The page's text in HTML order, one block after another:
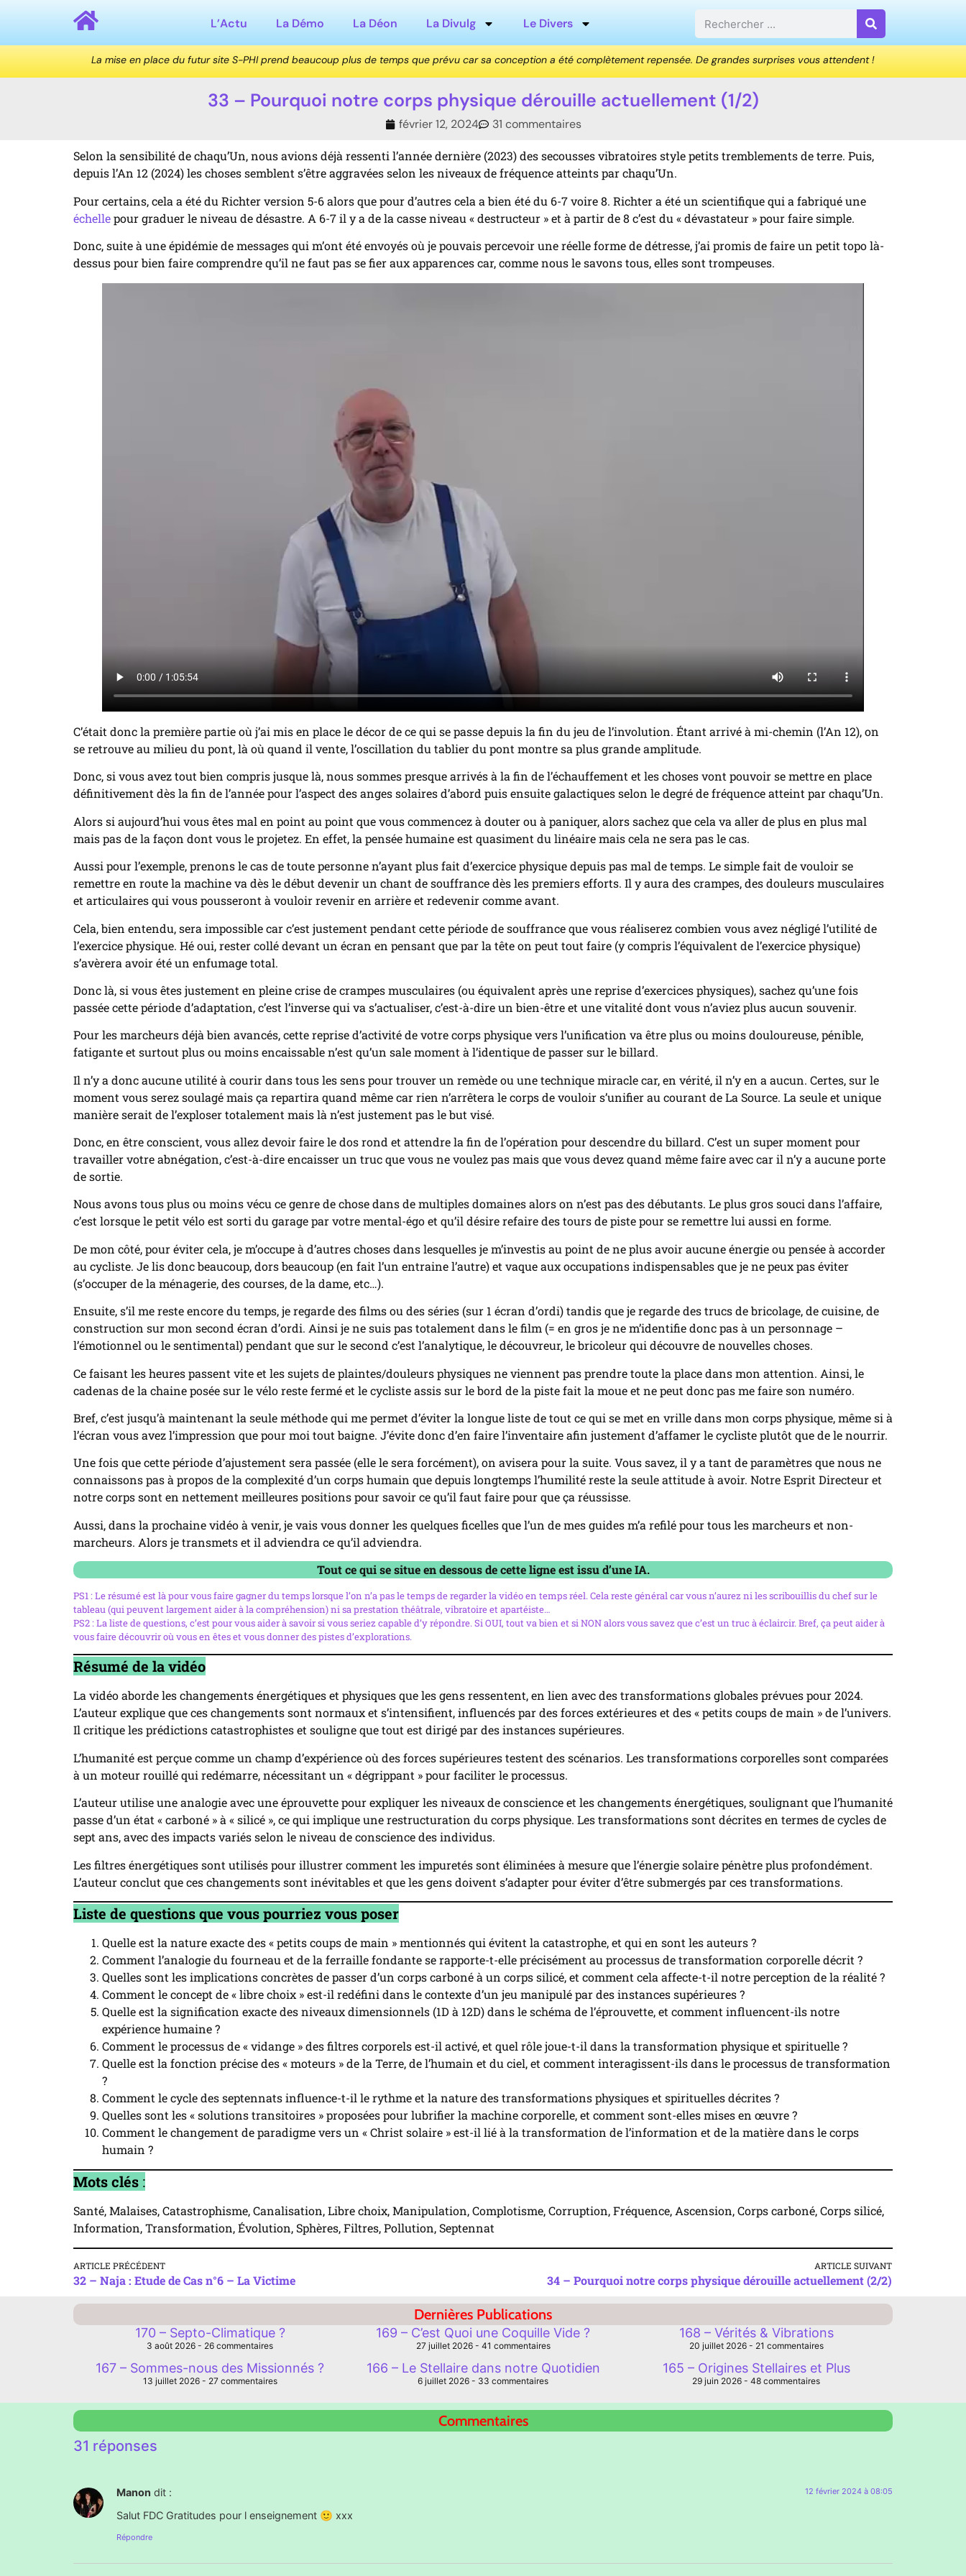
L’Actu La Démo La Déon La Divulg Le Divers
La mise en place du futur site S-PHI prend beaucoup plus de temps que prévu car sa conception a été complètement repensée. De grandes surprises vous attendent !
33 – Pourquoi notre corps physique dérouille actuellement (1/2)
février 12, 2024 31 commentaires
Selon la sensibilité de chaqu’Un, nous avions déjà ressenti l’année dernière (2023) des secousses vibratoires style petits tremblements de terre. Puis,
depuis l’An 12 (2024) les choses semblent s’être aggravées selon les niveaux de fréquence atteints par chaqu’Un.
Pour certains, cela a été du Richter version 5-6 alors que pour d’autres cela a bien été du 6-7 voire 8. Richter a été un scientifique qui a fabriqué une
échellepour graduer le niveau de désastre. A 6-7 il y a de la casse niveau « destructeur » et à partir de 8 c’est du « dévastateur » pour faire simple.
Donc, suite à une épidémie de messages qui m’ont été envoyés où je pouvais percevoir une réelle forme de détresse, j’ai promis de faire un petit topo là-
dessus pour bien faire comprendre qu’il ne faut pas se fier aux apparences car, comme nous le savons tous, elles sont trompeuses.
C’était donc la première partie où j’ai mis en place le décor de ce qui se passe depuis la fin du jeu de l’involution. Étant arrivé à mi-chemin (l’An 12), on
se retrouve au milieu du pont, là où quand il vente, l’oscillation du tablier du pont montre sa plus grande amplitude.
Donc, si vous avez tout bien compris jusque là, nous sommes presque arrivés à la fin de l’échauffement et les choses vont pouvoir se mettre en place
définitivement dès la fin de l’année pour l’aspect des anges solaires d’abord puis ensuite galactiques selon le degré de fréquence atteint par chaqu’Un.
Alors si aujourd’hui vous êtes mal en point au point que vous commencez à douter ou à paniquer, alors sachez que cela va aller de plus en plus mal
mais pas de la façon dont vous le projetez. En effet, la pensée humaine est quasiment du linéaire mais cela ne sera pas le cas.
Aussi pour l’exemple, prenons le cas de toute personne n’ayant plus fait d’exercice physique depuis pas mal de temps. Le simple fait de vouloir se
remettre en route la machine va dès le début devenir un chant de souffrance dès les premiers efforts. Il y aura des crampes, des douleurs musculaires
et articulaires qui vous pousseront à vouloir revenir en arrière et redevenir comme avant.
Cela, bien entendu, sera impossible car c’est justement pendant cette période de souffrance que vous réaliserez combien vous avez négligé l’utilité de
l’exercice physique. Hé oui, rester collé devant un écran en pensant que par la tête on peut tout faire (y compris l’équivalent de l’exercice physique)
s’avèrera avoir été un enfumage total.
Donc là, si vous êtes justement en pleine crise de crampes musculaires (ou équivalent après une reprise d’exercices physiques), sachez qu’une fois
passée cette période d’adaptation, c’est l’inverse qui va s’actualiser, c’est-à-dire un bien-être et une vitalité dont vous n’aviez plus aucun souvenir.
Pour les marcheurs déjà bien avancés, cette reprise d’activité de votre corps physique vers l’unification va être plus ou moins douloureuse, pénible,
fatigante et surtout plus ou moins encaissable n’est qu’un sale moment à l’identique de passer sur le billard.
Il n’y a donc aucune utilité à courir dans tous les sens pour trouver un remède ou une technique miracle car, en vérité, il n’y en a aucun. Certes, sur le
moment vous serez soulagé mais ça repartira quand même car rien n’arrêtera le corps de vouloir s’unifier au courant de La Source. La seule et unique
manière serait de l’exploser totalement mais là n’est justement pas le but visé.
Donc, en être conscient, vous allez devoir faire le dos rond et attendre la fin de l’opération pour descendre du billard. C’est un super moment pour
travailler votre abnégation, c’est-à-dire encaisser un truc que vous ne voulez pas mais que vous devez quand même faire avec car il n’y a aucune porte
de sortie.
Nous avons tous plus ou moins vécu ce genre de chose dans de multiples domaines alors on n’est pas des débutants. Le plus gros souci dans l’affaire,
c’est lorsque le petit vélo est sorti du garage par votre mental-égo et qu’il désire refaire des tours de piste pour se remettre lui aussi en forme.
De mon côté, pour éviter cela, je m’occupe à d’autres choses dans lesquelles je m’investis au point de ne plus avoir aucune énergie ou pensée à accorder
au cycliste. Je lis donc beaucoup, dors beaucoup (en fait l’un entraine l’autre) et vaque aux occupations indispensables que je ne peux pas éviter
(s’occuper de la ménagerie, des courses, de la dame, etc…).
Ensuite, s’il me reste encore du temps, je regarde des films ou des séries (sur 1 écran d’ordi) tandis que je regarde des trucs de bricolage, de cuisine, de
construction sur mon second écran d’ordi. Ainsi je ne suis pas totalement dans le film (= en gros je ne m’identifie donc pas à un personnage –
l’émotionnel ou le sentimental) pendant que sur le second c’est l’analytique, le découvreur, le bricoleur qui découvre de nouvelles choses.
Ce faisant les heures passent vite et les sujets de plaintes/douleurs physiques ne viennent pas prendre toute la place dans mon attention. Ainsi, le
cadenas de la chaine posée sur le vélo reste fermé et le cycliste assis sur le bord de la piste fait la moue et ne peut donc pas me faire son numéro.
Bref, c’est jusqu’à maintenant la seule méthode qui me permet d’éviter la longue liste de tout ce qui se met en vrille dans mon corps physique, même si à
l’écran vous avez l’impression que pour moi tout baigne. J’évite donc d’en faire l’inventaire afin justement d’affamer le cycliste plutôt que de le nourrir.
Une fois que cette période d’ajustement sera passée (elle le sera forcément), on avisera pour la suite. Vous savez, il y a tant de paramètres que nous ne
connaissons pas à propos de la complexité d’un corps humain que depuis longtemps l’humilité reste la seule attitude à avoir. Notre Esprit Directeur et
notre corps sont en nettement meilleures positions pour savoir ce qu’il faut faire pour que ça réussisse.
Aussi, dans la prochaine vidéo à venir, je vais vous donner les quelques ficelles que l’un de mes guides m’a refilé pour tous les marcheurs et non-
marcheurs. Alors je transmets et il adviendra ce qu’il adviendra.
Tout ce qui se situe en dessous de cette ligne est issu d’une IA.
PS1 : Le résumé est là pour vous faire gagner du temps lorsque l’on n’a pas le temps de regarder la vidéo en temps réel. Cela reste général car vous n’aurez ni les scribouillis du chef sur le
tableau (qui peuvent largement aider à la compréhension) ni sa prestation théâtrale, vibratoire et apartéiste…
PS2 : La liste de questions, c’est pour vous aider à savoir si vous seriez capable d’y répondre. Si OUI, tout va bien et si NON alors vous savez que c’est un truc à éclaircir. Bref, ça peut aider à
vous faire découvrir où vous en êtes et vous donner des pistes d’explorations.
Résumé de la vidéo
La vidéo aborde les changements énergétiques et physiques que les gens ressentent, en lien avec des transformations globales prévues pour 2024.
L’auteur explique que ces changements sont normaux et s’intensifient, influencés par des forces extérieures et des « petits coups de main » de l’univers.
Il critique les prédictions catastrophistes et souligne que tout est dirigé par des instances supérieures.
L’humanité est perçue comme un champ d’expérience où des forces supérieures testent des scénarios. Les transformations corporelles sont comparées
à un moteur rouillé qui redémarre, nécessitant un « dégrippant » pour faciliter le processus.
L’auteur utilise une analogie avec une éprouvette pour expliquer les niveaux de conscience et les changements énergétiques, soulignant que l’humanité
passe d’un état « carboné » à « silicé », ce qui implique une restructuration du corps physique. Les transformations sont décrites en termes de cycles de
sept ans, avec des impacts variés selon le niveau de conscience des individus.
Les filtres énergétiques sont utilisés pour illustrer comment les impuretés sont éliminées à mesure que l’énergie solaire pénètre plus profondément.
L’auteur conclut que ces changements sont inévitables et que les gens doivent s’adapter pour éviter d’être submergés par ces transformations.
Liste de questions que vous pourriez vous poser
Quelle est la nature exacte des « petits coups de main » mentionnés qui évitent la catastrophe, et qui en sont les auteurs ?
Comment l’analogie du fourneau et de la ferraille fondante se rapporte-t-elle précisément au processus de transformation corporelle décrit ?
Quelles sont les implications concrètes de passer d’un corps carboné à un corps silicé, et comment cela affecte-t-il notre perception de la réalité ?
Comment le concept de « libre choix » est-il redéfini dans le contexte d’un jeu manipulé par des instances supérieures ?
Quelle est la signification exacte des niveaux dimensionnels (1D à 12D) dans le schéma de l’éprouvette, et comment influencent-ils notre
expérience humaine ?
Comment le processus de « vidange » des filtres corporels est-il activé, et quel rôle joue-t-il dans la transformation physique et spirituelle ?
Quelle est la fonction précise des « moteurs » de la Terre, de l’humain et du ciel, et comment interagissent-ils dans le processus de transformation
?
Comment le cycle des septennats influence-t-il le rythme et la nature des transformations physiques et spirituelles décrites ?
Quelles sont les « solutions transitoires » proposées pour lubrifier la machine corporelle, et comment sont-elles mises en œuvre ?
Comment le changement de paradigme vers un « Christ solaire » est-il lié à la transformation de l’information et de la matière dans le corps
humain ?
Mots clés :
Santé, Malaises, Catastrophisme, Canalisation, Libre choix, Manipulation, Complotisme, Corruption, Fréquence, Ascension, Corps carboné, Corps silicé,
Information, Transformation, Évolution, Sphères, Filtres, Pollution, Septennat
ARTICLE PRÉCÉDENT
32 – Naja : Etude de Cas n°6 – La Victime
ARTICLE SUIVANT
34 – Pourquoi notre corps physique dérouille actuellement (2/2)
Dernières Publications
170 – Septo-Climatique ?
3 août 2026 26 commentaires
169 – C’est Quoi une Coquille Vide ?
27 juillet 2026 41 commentaires
168 – Vérités & Vibrations
20 juillet 2026 21 commentaires
167 – Sommes-nous des Missionnés ?
13 juillet 2026 27 commentaires
166 – Le Stellaire dans notre Quotidien
6 juillet 2026 33 commentaires
165 – Origines Stellaires et Plus
29 juin 2026 48 commentaires
Commentaires
31 réponses
Manon dit : 12 février 2024 à 08:05
Salut FDC Gratitudes pour l enseignement 🙂 xxx
Répondre